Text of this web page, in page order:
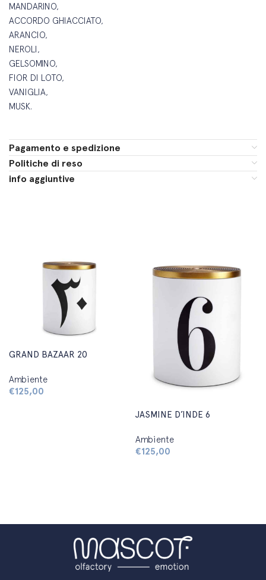
MANDARINO,
ACCORDO GHIACCIATO,
ARANCIO,
NEROLI,
GELSOMINO,
FIOR DI LOTO,
VANIGLIA,
MUSK.
Pagamento e spedizione
Politiche di reso
info aggiuntive
GRAND BAZAAR 20
Ambiente
€125,00
JASMINE D’INDE 6
Ambiente
€125,00